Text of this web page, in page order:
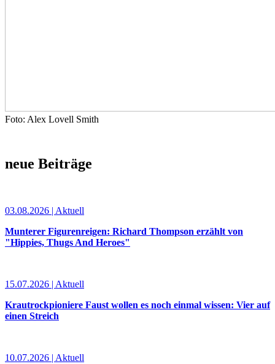
Foto: Alex Lovell Smith
neue Beiträge
03.08.2026 | Aktuell
Munterer Figurenreigen: Richard Thompson erzählt von
"Hippies, Thugs And Heroes"
15.07.2026 | Aktuell
Krautrockpioniere Faust wollen es noch einmal wissen: Vier auf
einen Streich
10.07.2026 | Aktuell